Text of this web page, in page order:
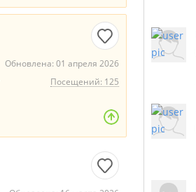
Обновлена: 01 апреля 2026
Посещений: 125